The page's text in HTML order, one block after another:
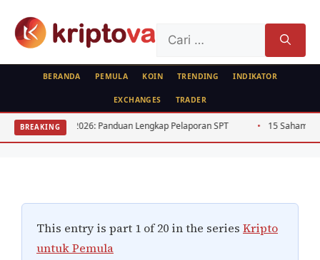
untuk:
BERANDA PEMULA KOIN TRENDING INDIKATOR
EXCHANGES TRADER
BREAKING
Panduan Lengkap Pelaporan SPT 15 Saham Dividen Tinggi BEJ
KRIPTO PEMULA
Kripto Untuk Pemula
This entry is part 1 of 20 in the series Kripto
untuk Pemula